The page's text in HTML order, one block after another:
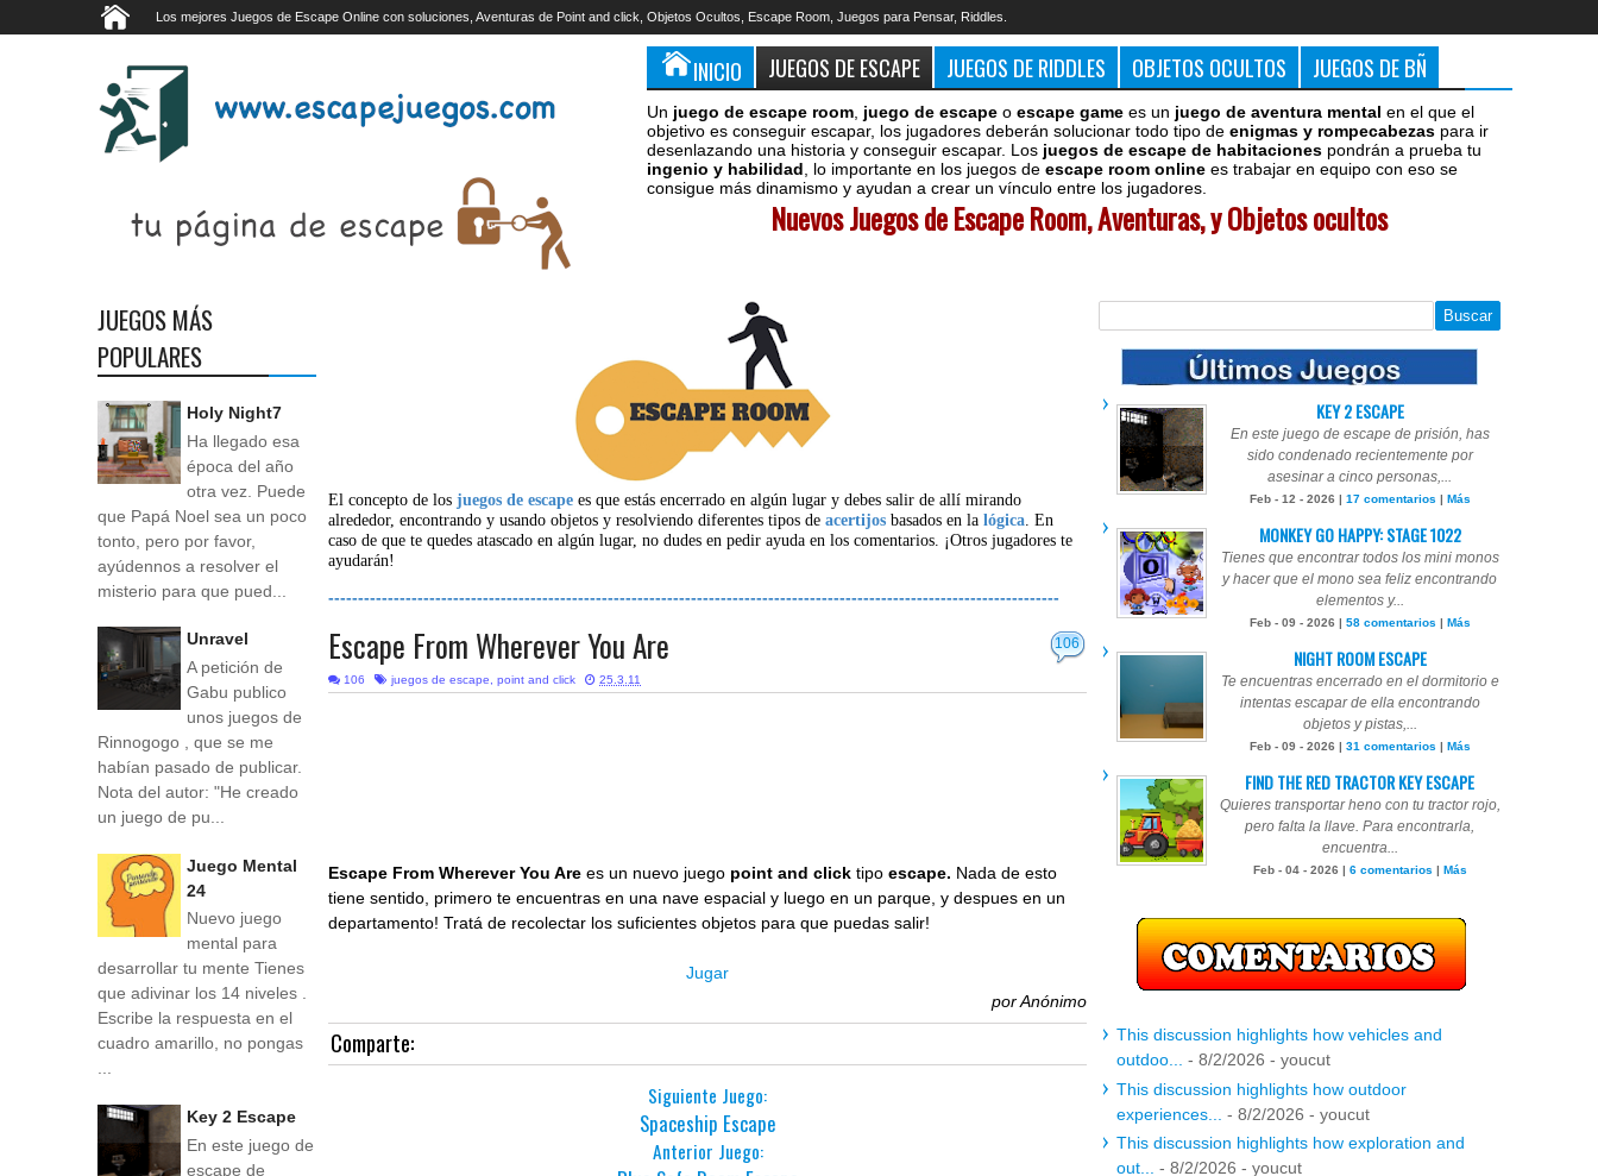
Los mejores Juegos de Escape Online con soluciones, Aventuras de Point and click, Objetos Ocultos, Escape Room, Juegos para Pensar, Riddles.
INICIO JUEGOS DE ESCAPE JUEGOS DE RIDDLES OBJETOS OCULTOS JUEGOS DE BÑ
Un juego de escape room juego de escape o escape game es un juego de aventura mental en el que el
objetivo es conseguir escapar, los jugadores deberán solucionar todo tipo de enigmas y rompecabezas para ir
desenlazando una historia y conseguir escapar. Los juegos de escape de habitaciones pondrán a prueba tu
ingenio y habilidad , lo importante en los juegos de escape room online es trabajar en equipo con eso se
consigue más dinamismo y ayudan a crear un vínculo entre los jugadores.
Nuevos Juegos de Escape Room, Aventuras, y Objetos ocultos
El concepto de losjuegos de escape es que estás encerrado en algún lugar y debes salir de allí mirando
alrededor, encontrando y usando objetos y resolviendo diferentes tipos deacertijos basados en lalógica. En
caso de que te quedes atascado en algún lugar, no dudes en pedir ayuda en los comentarios. ¡Otros jugadores te
ayudarán!
---------------------------------------------------------------------------------------------------------------------------
106
Escape From Wherever You Are
106 juegos de escape point and click 25.3.11
Escape From Wherever You Arees un nuevo juego point and clicktipoescape. Nada de esto
tiene sentido, primero te encuentras en una nave espacial y luego en un parque, y despues en un
departamento! Tratá de recolectar los suficientes objetos para que puedas salir!
Jugar
porAnónimo
Comparte:
Siguiente Juego:
Spaceship Escape
Anterior Juego:
JUEGOS MÁS
POPULARES
Holy Night7
Ha llegado esa
época del año
otra vez. Puede
que Papá Noel sea un poco
tonto, pero por favor,
ayúdennos a resolver el
misterio para que pued...
Unravel
A petición de
Gabu publico
unos juegos de
Rinnogogo , que se me
habían pasado de publicar.
Nota del autor: "He creado
un juego de pu...
Juego Mental
24
Nuevo juego
mental para
desarrollar tu mente Tienes
que adivinar los 14 niveles .
Escribe la respuesta en el
cuadro amarillo, no pongas
...
Key 2 Escape
En este juego de
escape de
KEY 2 ESCAPE
En este juego de escape de prisión, has
sido condenado recientemente por
asesinar a cinco personas,...
Feb - 12 - 2026 | 17 comentarios | Más
MONKEY GO HAPPY: STAGE 1022
Tienes que encontrar todos los mini monos
y hacer que el mono sea feliz encontrando
elementos y...
Feb - 09 - 2026 | 58 comentarios | Más
NIGHT ROOM ESCAPE
Te encuentras encerrado en el dormitorio e
intentas escapar de ella encontrando
objetos y pistas,...
Feb - 09 - 2026 | 31 comentarios | Más
FIND THE RED TRACTOR KEY ESCAPE
Quieres transportar heno con tu tractor rojo,
pero falta la llave. Para encontrarla,
encuentra...
Feb - 04 - 2026 | 6 comentarios | Más
This discussion highlights how vehicles and
outdoo...
- 8/2/2026 - youcut
This discussion highlights how outdoor
experiences...
- 8/2/2026 - youcut
This discussion highlights how exploration and
out...
- 8/2/2026 - youcut